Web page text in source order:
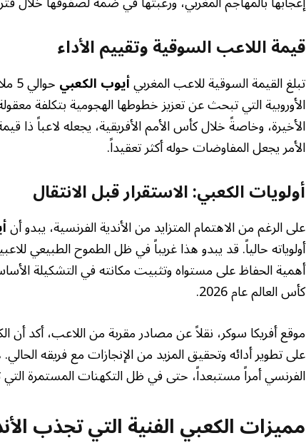
قيمة اللاعب السوقية وتقييم الأداء
تبلغ القيمة السوقية للاعب المغربيأيوب الكعبي
الأوروبية التي تبحث عن تعزيز خطوطها الهجومية بتكلفة
الأخيرة، وخاصةً خلال كأس الأمم الأفريقية، يجعله لاعباً ذا
الأمر يجعل المفاوضات حوله أكثر تعقيداً.
أولويات الكعبي: الاستقرار قبل الانتقال
على الرغم من الاهتمام المتزايد من الأندية الفرنسية، يبدو أن
أولوياته حالياً. قد يبدو هذا غريباً في ظل الطموح الطبيعي
أهمية الحفاظ على مستواه وتثبيت مكانته في التشكيلة
كأس العالم عام 2026.
موقع أفريكا سوكر، نقلاً عن مصادر مقربة من اللاعب، أكد أن
على تطوير أدائه وتحقيق المزيد من الإنجازات مع فريقه
الفرنسي أمراً مستبعداً، حتى في ظل التكهنات المستمرة
مميزات الكعبي الفنية التي تجذب